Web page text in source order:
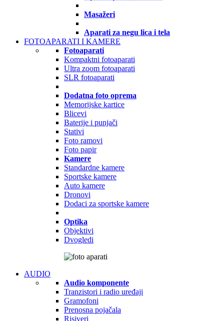
Masažeri
Aparati za negu lica i tela
FOTOAPARATI I KAMERE
Fotoaparati
Kompaktni fotoaparati
Ultra zoom fotoaparati
SLR fotoaparati
Dodatna foto oprema
Memorijske kartice
Blicevi
Baterije i punjači
Stativi
Foto ramovi
Foto papir
Kamere
Standardne kamere
Sportske kamere
Auto kamere
Dronovi
Dodaci za sportske kamere
Optika
Objektivi
Dvogledi
AUDIO
Audio komponente
Tranzistori i radio uređaji
Gramofoni
Prenosna pojačala
Risiveri